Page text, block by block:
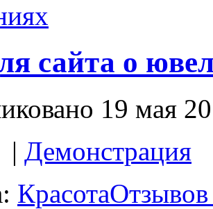
сайта о
19 мая
| Демонстрация
Красота